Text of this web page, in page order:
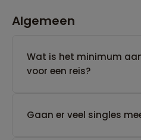
Algemeen
Wat is het minimum
voor een reis?
Gaan er veel singles